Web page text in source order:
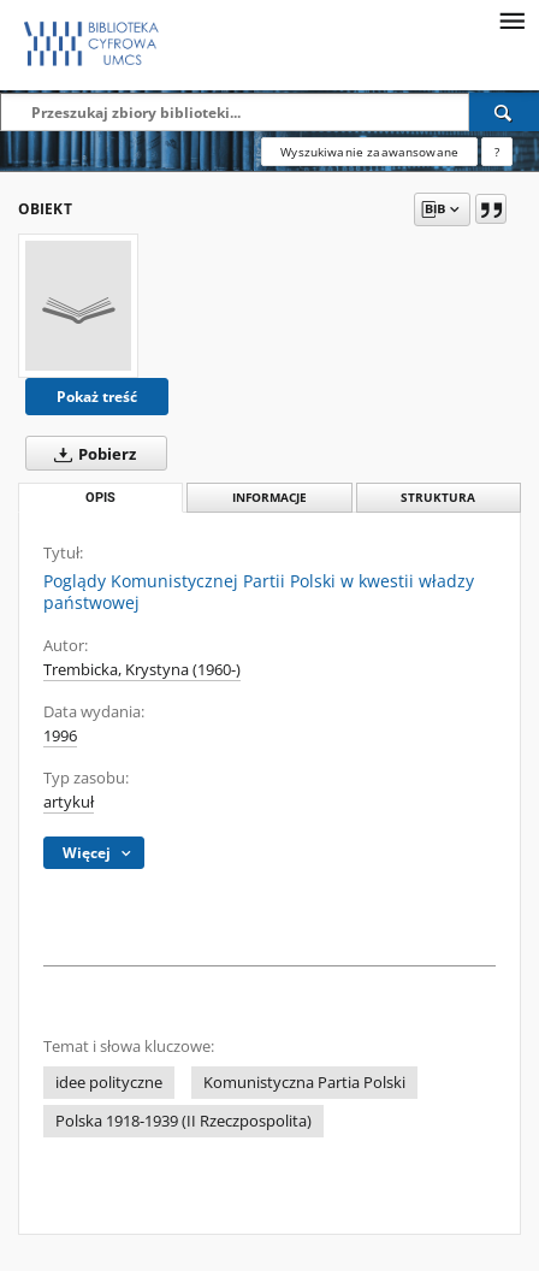
Wyszukiwanie zaawansowane ?
OBIEKT
Pokaż treść
Pobierz
OPIS INFORMACJE STRUKTURA
Tytuł:
Poglądy Komunistycznej Partii Polski w kwestii władzy
państwowej
Autor:
Trembicka, Krystyna (1960-)
Data wydania:
1996
Typ zasobu:
artykuł
Więcej
Temat i słowa kluczowe:
idee polityczne
Komunistyczna Partia Polski
Polska 1918-1939 (II Rzeczpospolita)